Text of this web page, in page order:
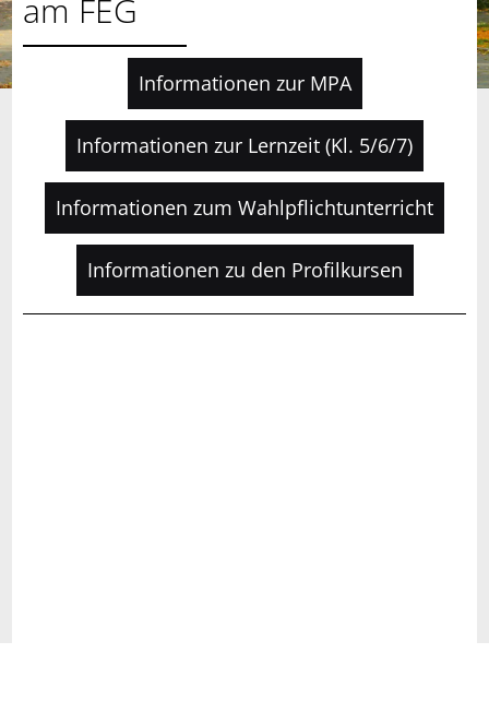
am FEG
Informationen zur MPA
Informationen zur Lernzeit (Kl. 5/6/7)
Informationen zum Wahlpflichtunterricht
Informationen zu den Profilkursen